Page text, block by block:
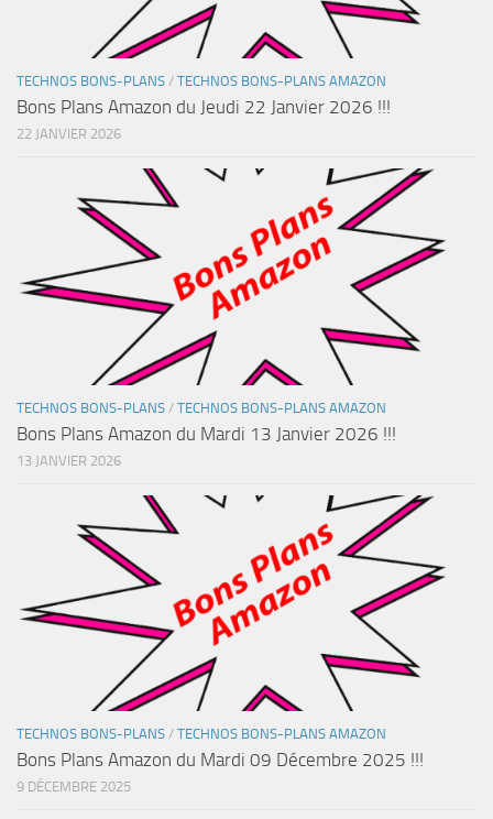
TECHNOS BONS-PLANS / TECHNOS BONS-PLANS AMAZON
Bons Plans Amazon du Jeudi 22 Janvier 2026 !!!
22 JANVIER 2026
TECHNOS BONS-PLANS / TECHNOS BONS-PLANS AMAZON
Bons Plans Amazon du Mardi 13 Janvier 2026 !!!
13 JANVIER 2026
TECHNOS BONS-PLANS / TECHNOS BONS-PLANS AMAZON
Bons Plans Amazon du Mardi 09 Décembre 2025 !!!
9 DÉCEMBRE 2025